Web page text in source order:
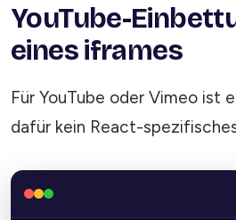
YouTube-
eines iframes
Für YouTube oder Vimeo ist
dafür kein React-